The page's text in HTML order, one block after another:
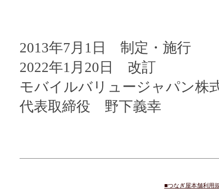
2013年7月1日 制定・施行
2022年1月20日 改訂
モバイルバリュージャパン株
代表取締役 野下義幸
■つなぎ屋本舗利用